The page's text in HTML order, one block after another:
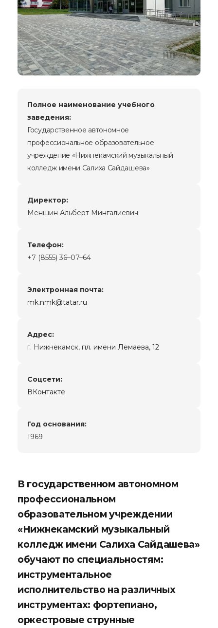
Полное наименование учебного
заведения:
Государственное автономное
профессиональное образовательное
учреждение «Нижнекамский музыкальный
колледж имени Салиха Сайдашева»
Директор:
Меншин Альберт Мингалиевич
Телефон:
+7 (8555) 36–07–64
Электронная почта:
mk.nmk@tatar.ru
Адрес:
г. Нижнекамск, пл. имени Лемаева, 12
Cоцсети:
ВКонтакте
Год основания:
1969
В государственном автономном
профессиональном
образовательном учреждении
«Нижнекамский музыкальный
колледж имени Салиха Сайдашева»
обучают по специальностям:
инструментальное
исполнительство на различных
инструментах: фортепиано,
оркестровые струнные